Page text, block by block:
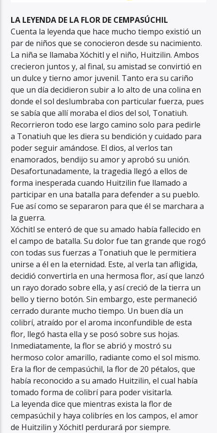
LA LEYENDA DE LA FLOR DE CEMPASÚCHIL
Cuenta la leyenda que hace mucho tiempo existió un
par de niños que se conocieron desde su nacimiento.
La niña se llamaba Xóchitl y el niño, Huitzilin. Ambos
crecieron juntos y, al final, su amistad se convirtió en
un dulce y tierno amor juvenil. Tanto era su cariño
que un día decidieron subir a lo alto de una colina en
donde el sol deslumbraba con particular fuerza, pues
se sabía que allí moraba el dios del sol, Tonatiuh.
Recorrieron todo ese largo camino solo para pedirle
a Tonatiuh que les diera su bendición y cuidado para
poder seguir amándose. El dios, al verlos tan
enamorados, bendijo su amor y aprobó su unión.
Desafortunadamente, la tragedia llegó a ellos de
forma inesperada cuando Huitzilin fue llamado a
participar en una batalla para defender a su pueblo.
Fue así como se separaron para que él se marchara a
la guerra.
Xóchitl se enteró de que su amado había fallecido en
el campo de batalla. Su dolor fue tan grande que rogó
con todas sus fuerzas a Tonatiuh que le permitiera
unirse a él en la eternidad. Este, al verla tan afligida,
decidió convertirla en una hermosa flor, así que lanzó
un rayo dorado sobre ella, y así creció de la tierra un
bello y tierno botón. Sin embargo, este permaneció
cerrado durante mucho tiempo. Un buen día un
colibrí, atraído por el aroma inconfundible de esta
flor, llegó hasta ella y se posó sobre sus hojas.
Inmediatamente, la flor se abrió y mostró su
hermoso color amarillo, radiante como el sol mismo.
Era la flor de cempasúchil, la flor de 20 pétalos, que
había reconocido a su amado Huitzilin, el cual había
tomado forma de colibrí para poder visitarla.
La leyenda dice que mientras exista la flor de
cempasúchil y haya colibríes en los campos, el amor
de Huitzilin y Xóchitl perdurará por siempre.